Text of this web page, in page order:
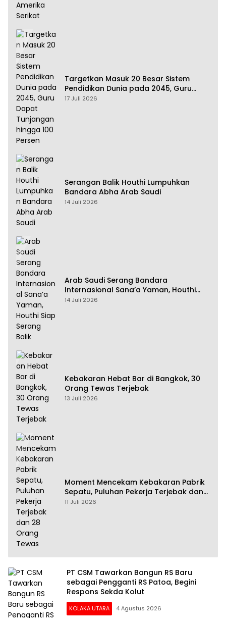
Targetkan Masuk 20 Besar Sistem
Pendidikan Dunia pada 2045, Guru
Dapat Tunjangan hingga 100 Persen
17 Juli 2026
Serangan Balik Houthi Lumpuhkan
Bandara Abha Arab Saudi
14 Juli 2026
Arab Saudi Serang Bandara
Internasional Sana’a Yaman, Houthi
Siap Serang Balik
14 Juli 2026
Kebakaran Hebat Bar di Bangkok, 30
Orang Tewas Terjebak
13 Juli 2026
Moment Mencekam Kebakaran Pabrik
Sepatu, Puluhan Pekerja Terjebak dan
28 Orang Tewas
11 Juli 2026
PT CSM Tawarkan Bangun RS Baru
sebagai Pengganti RS Patoa, Begini
Respons Sekda Kolut
KOLAKA UTARA 4 Agustus 2026